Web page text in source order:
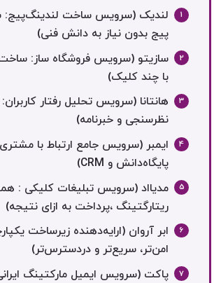
لندیک (سرویس ساخت لندینگ‌پیج:
پیج بدون نیاز به دانش فنی)
سازیتو (سرویس فروشگاه ساز: ساخت
با چند کلیک)
هانتانا (سرویس تحلیل رفتار
نظرسنجی و خبرنامه)
ایمبر (سرویس جامع ارتباط با
پایگاه‌دانش و CRM)
مدیااد (سرویس تبلیغات کلیکی :
ریتارگتینگ ،پرداخت به ازای نتیجه)
ابر آروان (ارایه‌دهنده زیرساخت
امن‌تر، سریع‌تر و دردسترس‌تر)
پاکت (سرویس ایمیل مارکتینگ